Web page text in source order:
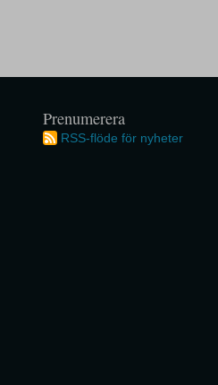
Prenumerera
RSS-flöde för nyheter